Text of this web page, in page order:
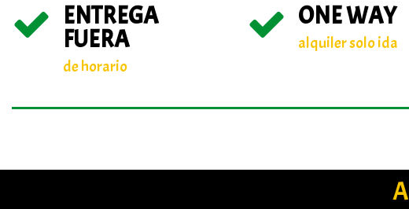
ENTREGA
FUERA
de horario
ONE WAY
alquiler solo ida